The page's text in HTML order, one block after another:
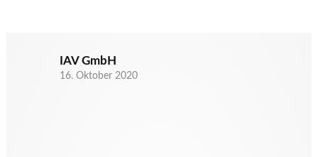
IAV GmbH
16. Oktober 2020